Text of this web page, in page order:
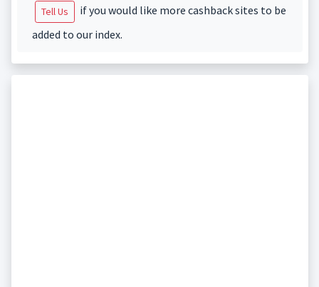
Tell Us
if you would like more cashback sites to be
added to our index.